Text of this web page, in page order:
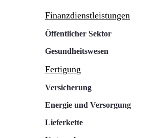
Finanzdienstleistungen
Öffentlicher Sektor
Gesundheitswesen
Fertigung
Versicherung
Energie und Versorgung
Lieferkette